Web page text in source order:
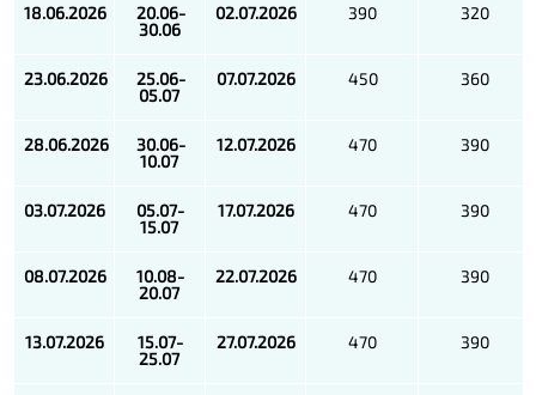
18.06.2026
20.06-
30.06
02.07.2026 390 320
23.06.2026
25.06-
05.07
07.07.2026 450 360
28.06.2026
30.06-
10.07
12.07.2026 470 390
03.07.2026
05.07-
15.07
17.07.2026 470 390
08.07.2026
10.08-
20.07
22.07.2026 470 390
13.07.2026
15.07-
25.07
27.07.2026 470 390